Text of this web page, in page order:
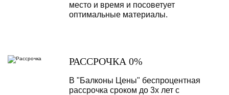
место и время и посоветует
оптимальные материалы.
РАССРОЧКА 0%
В "Балконы Цены" беспроцентная
рассрочка сроком до 3х лет с